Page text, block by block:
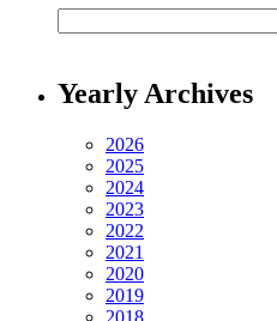
Yearly Archives
2026
2025
2024
2023
2022
2021
2020
2019